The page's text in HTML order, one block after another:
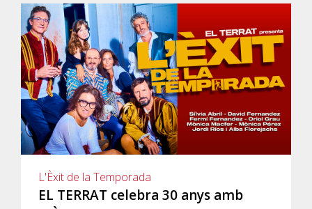
L'Èxit de la Temporada
EL TERRAT celebra 30 anys amb